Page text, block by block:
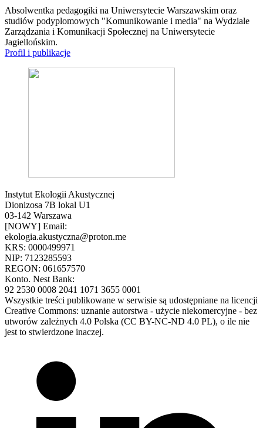
Absolwentka pedagogiki na Uniwersytecie Warszawskim oraz
studiów podyplomowych "Komunikowanie i media" na Wydziale
Zarządzania i Komunikacji Społecznej na Uniwersytecie
Jagiellońskim.
Profil i publikacje
Instytut Ekologii Akustycznej
Dionizosa 7B lokal U1
03-142 Warszawa
[NOWY] Email:
ekologia.akustyczna@proton.me
KRS: 0000499971
NIP: 7123285593
REGON: 061657570
Konto. Nest Bank:
92 2530 0008 2041 1071 3655 0001
Wszystkie treści publikowane w serwisie są udostępniane na licencji
Creative Commons: uznanie autorstwa - użycie niekomercyjne - bez
utworów zależnych 4.0 Polska (CC BY-NC-ND 4.0 PL), o ile nie
jest to stwierdzone inaczej.